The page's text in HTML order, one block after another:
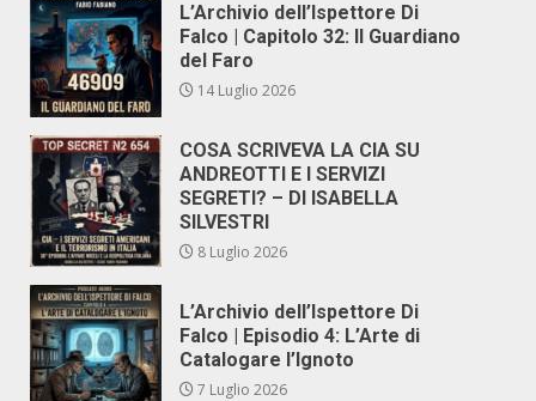
L’Archivio dell’Ispettore Di
Falco | Capitolo 32: Il Guardiano
del Faro
14 Luglio 2026
COSA SCRIVEVA LA CIA SU
ANDREOTTI E I SERVIZI
SEGRETI? – DI ISABELLA
SILVESTRI
8 Luglio 2026
L’Archivio dell’Ispettore Di
Falco | Episodio 4: L’Arte di
Catalogare l’Ignoto
7 Luglio 2026